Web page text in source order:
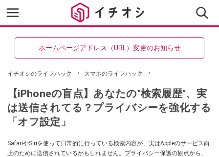
ホームページアドレス（URL）変更のお知らせ
イチオシのライフハック スマホのライフハック
【iPhoneの盲点】あなたの"検索履歴"、実
は送信されてる？プライバシーを強化する
「オフ設定」
SafariやSiriを使って日常的に行っている検索内容が、実はAppleのサービス向
上のために送信されているかもしれません。プライバシー保護の観点から、